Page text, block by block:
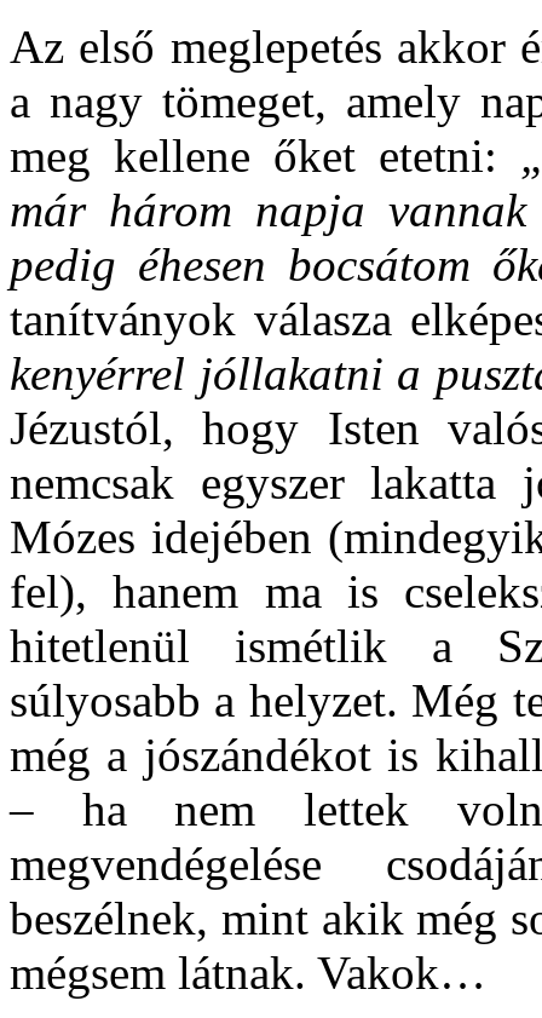
Az első meglepetés akkor
a nagy tömeget, amely
meg kellene őket etetni:
már három napja
pedig éhesen bocsátom
tanítványok válasza
kenyérrel jóllakatni a
Jézustól, hogy Isten
nemcsak egyszer lakatta
Mózes idejében
fel), hanem ma is
hitetlenül ismétlik a
súlyosabb a helyzet. Még
még a jószándékot is
– ha nem lettek
megvendégelése
beszélnek, mint akik még
mégsem látnak. Vakok…